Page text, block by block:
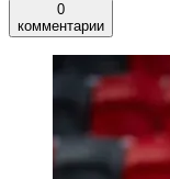
0
комментарии